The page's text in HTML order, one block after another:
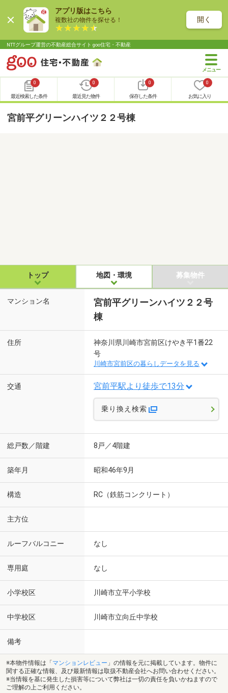
アプリ版はこちら
複数社の物件を探せる！ 開く
NTTグループ運営の不動産総合サイト goo住宅・不動産
0
最近検索した条件
0
最近見た物件
0
保存した条件
0
お気に入り
宮前平グリーンハイツ２２号棟
トップ 地図・環境 募集物件
マンション名
宮前平グリーンハイツ２２号
棟
住所
神奈川県川崎市宮前区けやき平1番22
号
川崎市宮前区の暮らしデータを見る
交通 宮前平駅より徒歩で13分
乗り換え検索
総戸数／階建 8戸／4階建
築年月 昭和46年9月
構造 RC（鉄筋コンクリート）
主方位
ルーフバルコニー なし
専用庭 なし
小学校区 川崎市立平小学校
中学校区 川崎市立向丘中学校
備考
※本物件情報は「 マンションレビュー 」の情報を元に掲載しています。物件に
関する正確な情報、及び最新情報は取扱不動産会社へお問い合わせください。
※当情報を基に発生した損害等について弊社は一切の責任を負いかねますので
ご理解の上ご利用ください。